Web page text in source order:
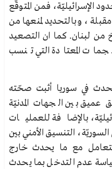
الإسرائيليّة، فمن المتوقّع
، وبالتحديد لمنعها من
من لبنان. كما ان التصعيد
المعتادة التي تنسب
يحدث في سوريا أثبت صحّته
بين الجهات المدنيّة
بالإضافة للعمليات
التنسيق الأمني بين
مع ما يحدث خارج
عدم التدخل بما يحدث